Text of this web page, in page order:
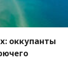
оккупанты